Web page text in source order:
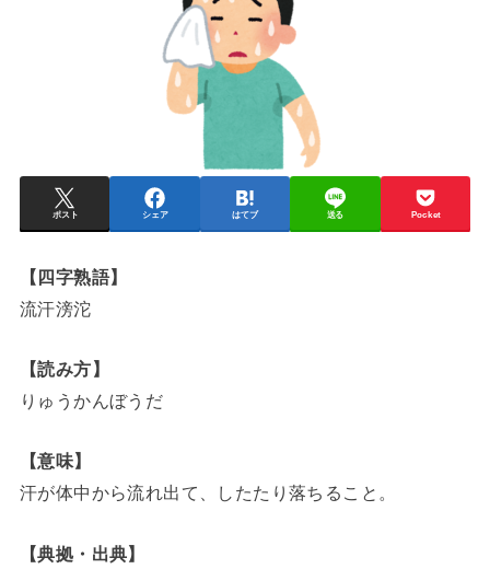
ポスト シェア はてブ 送る Pocket
【四字熟語】
流汗滂沱
【読み方】
りゅうかんぼうだ
【意味】
汗が体中から流れ出て、したたり落ちること。
【典拠・出典】